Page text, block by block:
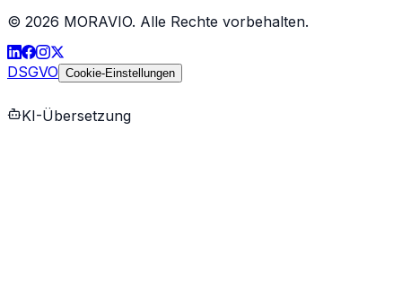
© 2026 MORAVIO. Alle Rechte vorbehalten.
DSGVO Cookie-Einstellungen
KI-Übersetzung